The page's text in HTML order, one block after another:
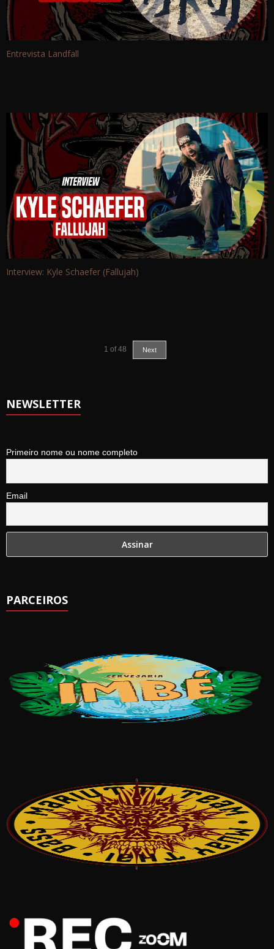
Entrevista Landfall
Interview: Kyle Schaefer (Fallujah)
1 of 48 Next
NEWSLETTER
Primeiro nome ou nome completo
Email
PARCEIROS